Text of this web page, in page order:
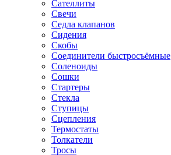
Сателлиты
Свечи
Седла клапанов
Сидения
Скобы
Соединители быстросъёмные
Соленоиды
Сошки
Стартеры
Стекла
Ступицы
Сцепления
Термостаты
Толкатели
Тросы